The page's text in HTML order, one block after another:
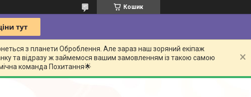
Кошик
з планети Оброблення. Але зараз наш зоряний екіпаж
та відразу ж займемося вашим замовленням із такою самою
команда Похитання🌟